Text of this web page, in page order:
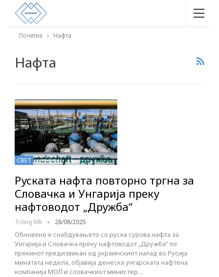
Почетна Нафта
Нафта
СВЕТ
Руската нафта повторно тргна за
Словачка и Унгарија преку
нафтоводот „Дружба“
Triling Mk 28/08/2025
Обновено е снабдувањето со руска сурова нафта за
Унгарија и Словачка преку нафтоводот „Дружба“ по
прекинот предизвикан од украинскиот напад во Русија
минатата недела, објавија денеска унгарската нафтена
компанија МОЛ и словачкиот министер…